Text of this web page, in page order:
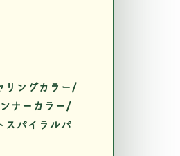
リングカラー/
ナーカラー/
パイラルパ